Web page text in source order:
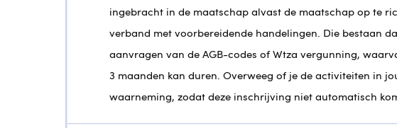
ingebracht in de maatschap alvast de maatschap op te
verband met voorbereidende handelingen. Die bestaan
aanvragen van de AGB-codes of Wtza vergunning,
3 maanden kan duren. Overweeg of je de activiteiten in
waarneming, zodat deze inschrijving niet automatisch